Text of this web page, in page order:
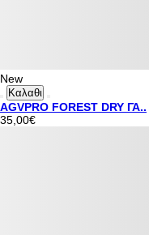
New
Καλαθι
AGVPRO FOREST DRY ΓΑ..
35,00€